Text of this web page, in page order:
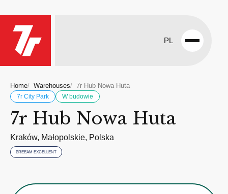
PL
Open
Home Warehouses 7r Hub Nowa Huta
7r City Park W budowie
7r Hub Nowa Huta
Kraków, Małopolskie, Polska
BREEAM EXCELLENT